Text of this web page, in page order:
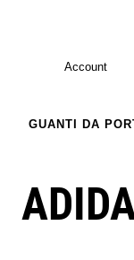
Account
GUANTI DA